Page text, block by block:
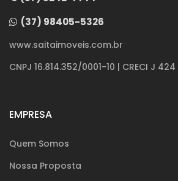
(37) 98405-5326
www.saitaimoveis.com.br
CNPJ 16.814.352/0001-10 | CRECI J 424
EMPRESA
Quem Somos
Nossa Proposta